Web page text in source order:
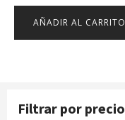
Filtrar por precio
AÑADIR AL CARRITO